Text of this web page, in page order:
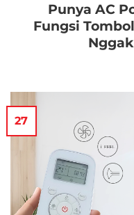
Punya AC
Fungsi
27